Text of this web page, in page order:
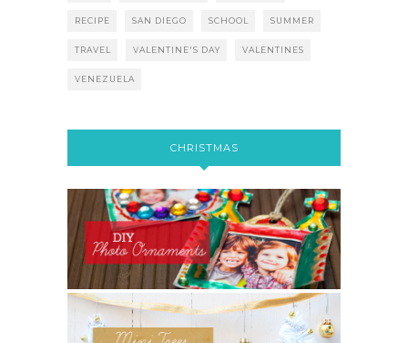
RECIPE SAN DIEGO SCHOOL SUMMER
TRAVEL VALENTINE'S DAY VALENTINES
VENEZUELA
CHRISTMAS